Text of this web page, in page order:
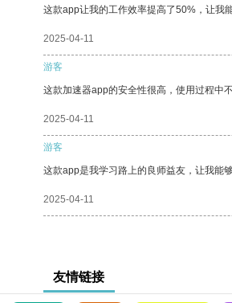
这款app让我的工作效率提高了50%，让我
2025-04-11
游客
这款加速器app的安全性很高，使用过程中
2025-04-11
游客
这款app是我学习路上的良师益友，让我能
2025-04-11
友情链接